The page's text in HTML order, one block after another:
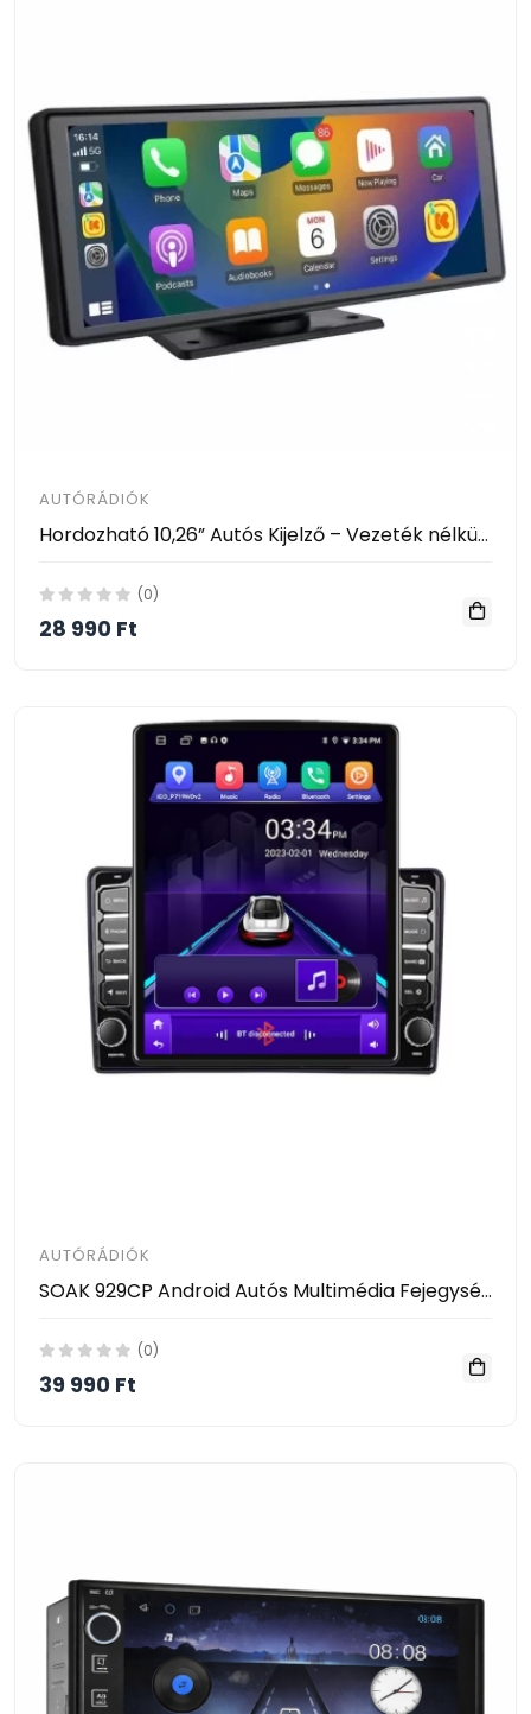
AUTÓRÁDIÓK
Hordozható 10,26” Autós Kijelző – Vezeték nélküli CarPlay és Android Auto támogatással
(0)
28 990 Ft
AUTÓRÁDIÓK
SOAK 929CP Android Autós Multimédia Fejegység – Érintőképernyős GPS, Bluetooth, CarPlay / Android Auto
(0)
39 990 Ft